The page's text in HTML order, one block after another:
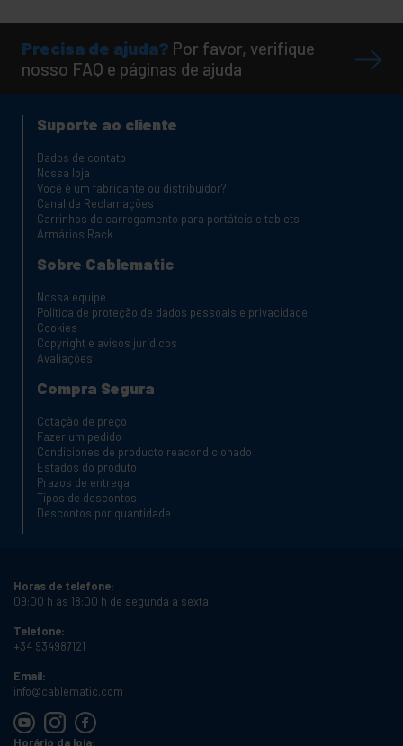
Precisa de ajuda? Por favor, verifique
nosso FAQ e páginas de ajuda
Suporte ao cliente
Dados de contato
Nossa loja
Você é um fabricante ou distribuidor?
Canal de Reclamações
Carrinhos de carregamento para portáteis e tablets
Armários Rack
Sobre Cablematic
Nossa equipe
Política de proteção de dados pessoais e privacidade
Cookies
Copyright e avisos jurídicos
Avaliações
Compra Segura
Cotação de preço
Fazer um pedido
Condiciones de producto reacondicionado
Estados do produto
Prazos de entrega
Tipos de descontos
Descontos por quantidade
Horas de telefone:
09:00 h às 18:00 h de segunda a sexta
Telefone:
+34 934987121
Email:
info@cablematic.com
Horário da loja: